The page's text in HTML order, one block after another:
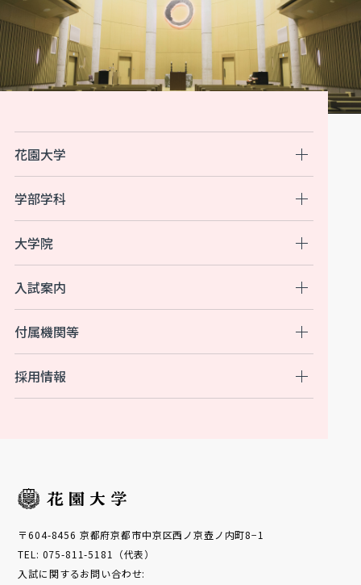
花園大学
入試案内
付属機関等
学部学科
大学院
採用情報
〒604-8456 京都府京都市中京区西ノ京壺ノ内町8−1
TEL: 075-811-5181（代表）
入試に関するお問い合わせ: